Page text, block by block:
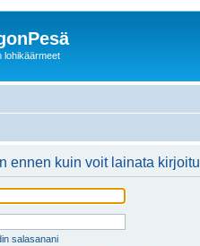
lohikäärmeet
ennen kuin voit lainata
salasanani